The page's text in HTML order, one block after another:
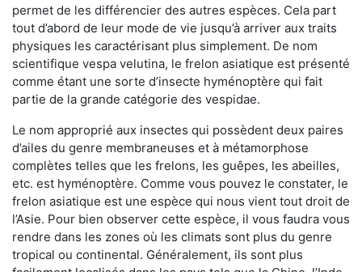
permet de les différencier des autres espèces. Cela part
tout d’abord de leur mode de vie jusqu’à arriver aux traits
physiques les caractérisant plus simplement. De nom
scientifique vespa velutina, le frelon asiatique est présenté
comme étant une sorte d’insecte hyménoptère qui fait
partie de la grande catégorie des vespidae.
Le nom approprié aux insectes qui possèdent deux paires
d’ailes du genre membraneuses et à métamorphose
complètes telles que les frelons, les guêpes, les abeilles,
etc. est hyménoptère. Comme vous pouvez le constater, le
frelon asiatique est une espèce qui nous vient tout droit de
l’Asie. Pour bien observer cette espèce, il vous faudra vous
rendre dans les zones où les climats sont plus du genre
tropical ou continental. Généralement, ils sont plus